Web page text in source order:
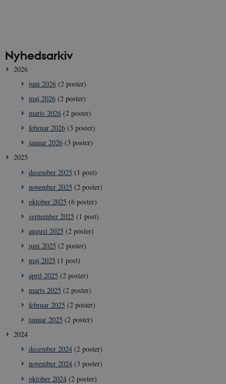
Nyhedsarkiv
2026
juni 2026(2 poster)
maj 2026(2 poster)
marts 2026(2 poster)
februar 2026(3 poster)
januar 2026(3 poster)
2025
december 2025 (1 post)
november 2025 (2 poster)
oktober 2025 (6 poster)
september 2025 (1 post)
august 2025 (2 poster)
juni 2025 (2 poster)
maj 2025 (1 post)
april 2025 (2 poster)
marts 2025 (2 poster)
februar 2025 (2 poster)
januar 2025 (2 poster)
2024
december 2024(2 poster)
november 2024(3 poster)
oktober 2024(2 poster)